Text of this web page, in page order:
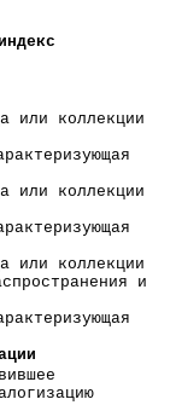
или коллекции
или коллекции
или коллекции
и